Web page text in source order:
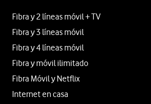
Fibra y 2 líneas móvil + TV
Fibra y 3 líneas móvil
Fibra y 4 líneas móvil
Fibra y móvil ilimitado
Fibra Móvil y Netflix
Internet en casa